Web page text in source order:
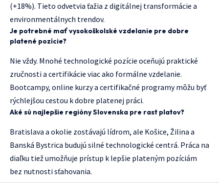
(+18%). Tieto odvetvia ťažia z digitálnej transformácie a
environmentálnych trendov.
Je potrebné mať vysokoškolské vzdelanie pre dobre
platené pozície?
Nie vždy. Mnohé technologické pozície oceňujú praktické
zručnosti a certifikácie viac ako formálne vzdelanie.
Bootcampy, online kurzy a certifikačné programy môžu byť
rýchlejšou cestou k dobre platenej práci.
Aké sú najlepšie regióny Slovenska pre rast platov?
Bratislava a okolie zostávajú lídrom, ale Košice, Žilina a
Banská Bystrica budujú silné technologické centrá. Práca na
diaľku tiež umožňuje prístup k lepšie plateným pozíciám
bez nutnosti sťahovania.